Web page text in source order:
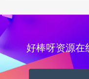
好棒呀资源在